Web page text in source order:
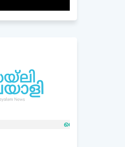
ഡെയ്‌ലി മലയാളി ന്യൂസ്,